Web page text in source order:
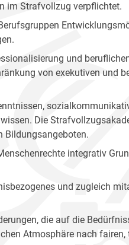
im Strafvollzug verpflichtet.
und
von exekutiven und
Die
Bildungsangeboten.
integrativ
und zugleich
die auf die
Atmosphäre nach fairen,